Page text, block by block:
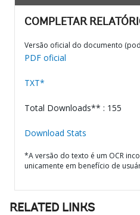
COMPLETAR
Versão oficial do documento
PDF oficial
TXT*
Total Downloads** : 155
Download Stats
*A versão do texto é um OCR
unicamente em benefício de
RELATED LINKS